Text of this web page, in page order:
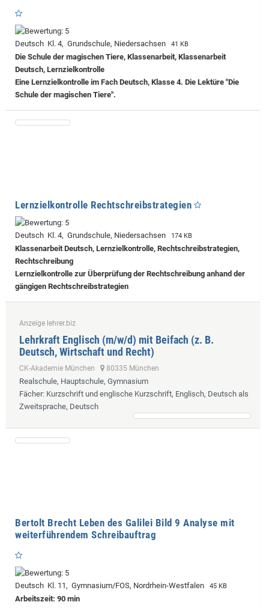
Deutsch Kl. 4, Grundschule, Niedersachsen 41 KB
Die Schule der magischen Tiere, Klassenarbeit, Klassenarbeit
Deutsch, Lernzielkontrolle
Eine Lernzielkontrolle im Fach Deutsch, Klasse 4. Die Lektüre "Die
Schule der magischen Tiere".
Lernzielkontrolle Rechtschreibstrategien
Deutsch Kl. 4, Grundschule, Niedersachsen 174 KB
Klassenarbeit Deutsch, Lernzielkontrolle, Rechtschreibstrategien,
Rechtschreibung
Lernzielkontrolle zur Überprüfung der Rechtschreibung anhand der
gängigen Rechtschreibstrategien
Anzeige lehrer.biz
Lehrkraft Englisch (m/w/d) mit Beifach (z. B.
Deutsch, Wirtschaft und Recht)
CK-Akademie München 80335 München
Realschule, Hauptschule, Gymnasium
Fächer: Kurzschrift und englische Kurzschrift, Englisch, Deutsch als
Zweitsprache, Deutsch
Bertolt Brecht Leben des Galilei Bild 9 Analyse mit
weiterführendem Schreibauftrag
Deutsch Kl. 11, Gymnasium/FOS, Nordrhein-Westfalen 45 KB
Arbeitszeit: 90 min